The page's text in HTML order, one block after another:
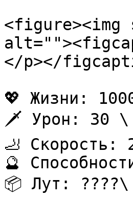
<figure><img
</p></
💖 Жизни:
🗡️ Урон: 30 \
🦶 Скорость:
🔮
📦 Лут: ????\